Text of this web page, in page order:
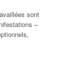
sont
–